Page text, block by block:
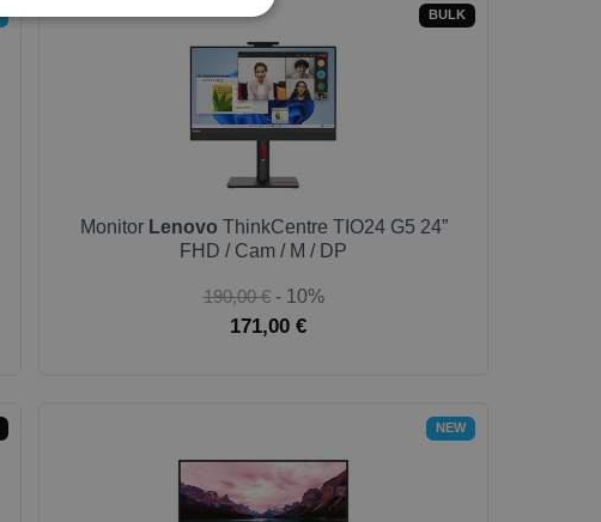
BULK
Monitor Lenovo ThinkCentre TIO24 G5 24”
FHD / Cam / M / DP
190,00 € - 10%
171,00 €
NEW